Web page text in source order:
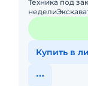
Техника под
от компании
поставкой,
Купить в